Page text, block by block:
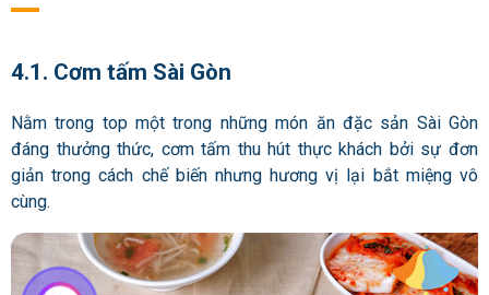
4.1. Cơm tấm Sài Gòn
Nằm trong top một trong những món ăn đặc sản Sài Gòn
đáng thưởng thức, cơm tấm thu hút thực khách bởi sự đơn
giản trong cách chế biến nhưng hương vị lại bắt miệng vô
cùng.